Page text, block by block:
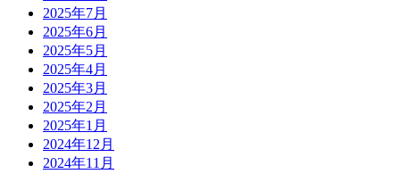
2025年7月
2025年6月
2025年5月
2025年4月
2025年3月
2025年2月
2025年1月
2024年12月
2024年11月